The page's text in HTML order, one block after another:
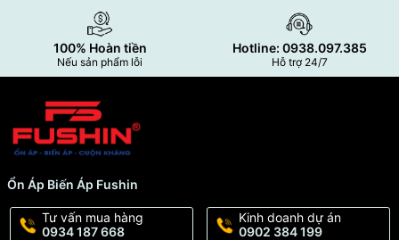
100% Hoàn tiền
Nếu sản phẩm lỗi
Hotline: 0938.097.385
Hỗ trợ 24/7
Ổn Áp Biến Áp Fushin
Tư vấn mua hàng
0934 187 668
Kinh doanh dự án
0902 384 199